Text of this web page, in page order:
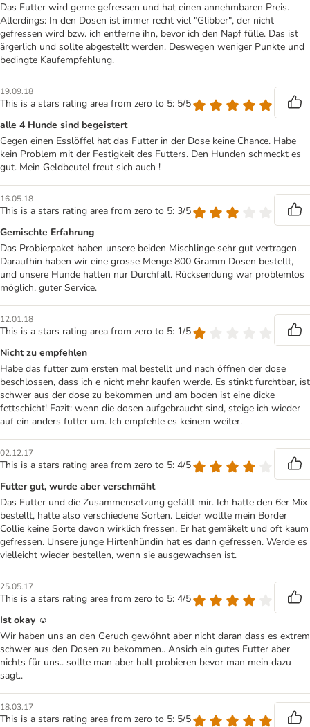
Das Futter wird gerne gefressen und hat einen annehmbaren Preis.
Allerdings: In den Dosen ist immer recht viel "Glibber", der nicht
gefressen wird bzw. ich entferne ihn, bevor ich den Napf fülle. Das ist
ärgerlich und sollte abgestellt werden. Deswegen weniger Punkte und
bedingte Kaufempfehlung.
19.09.18
This is a stars rating area from zero to 5: 5/5
alle 4 Hunde sind begeistert
Gegen einen Esslöffel hat das Futter in der Dose keine Chance. Habe
kein Problem mit der Festigkeit des Futters. Den Hunden schmeckt es
gut. Mein Geldbeutel freut sich auch !
16.05.18
This is a stars rating area from zero to 5: 3/5
Gemischte Erfahrung
Das Probierpaket haben unsere beiden Mischlinge sehr gut vertragen.
Daraufhin haben wir eine grosse Menge 800 Gramm Dosen bestellt,
und unsere Hunde hatten nur Durchfall. Rücksendung war problemlos
möglich, guter Service.
12.01.18
This is a stars rating area from zero to 5: 1/5
Nicht zu empfehlen
Habe das futter zum ersten mal bestellt und nach öffnen der dose
beschlossen, dass ich e nicht mehr kaufen werde. Es stinkt furchtbar, ist
schwer aus der dose zu bekommen und am boden ist eine dicke
fettschicht! Fazit: wenn die dosen aufgebraucht sind, steige ich wieder
auf ein anders futter um. Ich empfehle es keinem weiter.
02.12.17
This is a stars rating area from zero to 5: 4/5
Futter gut, wurde aber verschmäht
Das Futter und die Zusammensetzung gefällt mir. Ich hatte den 6er Mix
bestellt, hatte also verschiedene Sorten. Leider wollte mein Border
Collie keine Sorte davon wirklich fressen. Er hat gemäkelt und oft kaum
gefressen. Unsere junge Hirtenhündin hat es dann gefressen. Werde es
vielleicht wieder bestellen, wenn sie ausgewachsen ist.
25.05.17
This is a stars rating area from zero to 5: 4/5
Ist okay ☺
Wir haben uns an den Geruch gewöhnt aber nicht daran dass es extrem
schwer aus den Dosen zu bekommen.. Ansich ein gutes Futter aber
nichts für uns.. sollte man aber halt probieren bevor man mein dazu
sagt..
18.03.17
This is a stars rating area from zero to 5: 5/5